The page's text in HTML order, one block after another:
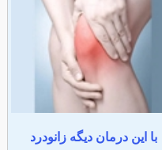
با این درمان دیگه زانودرد